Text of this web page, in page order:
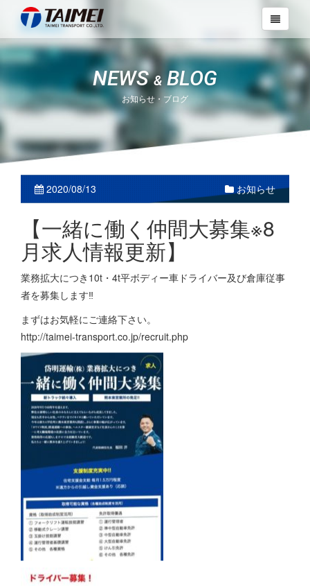
NEWS&BLOG
お知らせ・ブログ
2020/08/13 お知らせ
【一緒に働く仲間大募集※8
月求人情報更新】
業務拡大につき10t・4t平ボディー車ドライバー及び倉庫従事
者を募集します‼️
まずはお気軽にご連絡下さい。
http://taimei-transport.co.jp/recruit.php